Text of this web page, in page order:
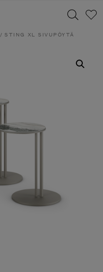
/ STING XL SIVUPÖYTÄ